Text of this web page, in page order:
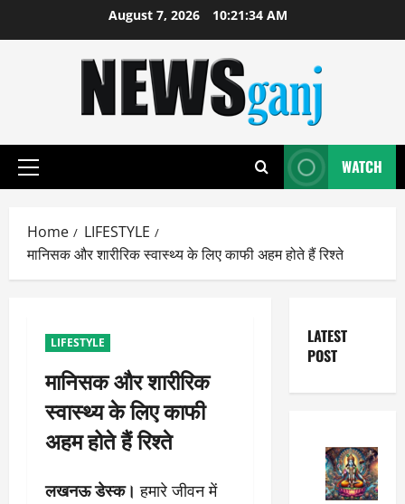
August 7, 2026 10:21:35 AM
Primary
WATCH
Home
LIFESTYLE
मानिसक और शारीरिक स्वास्थ्य के लिए काफी अहम होते हैं रिश्ते
LIFESTYLE
मानिसक और शारीरिक
स्वास्थ्य के लिए काफी
अहम होते हैं रिश्ते
लखनऊ डेस्क। हमारे जीवन में
LATEST
POST